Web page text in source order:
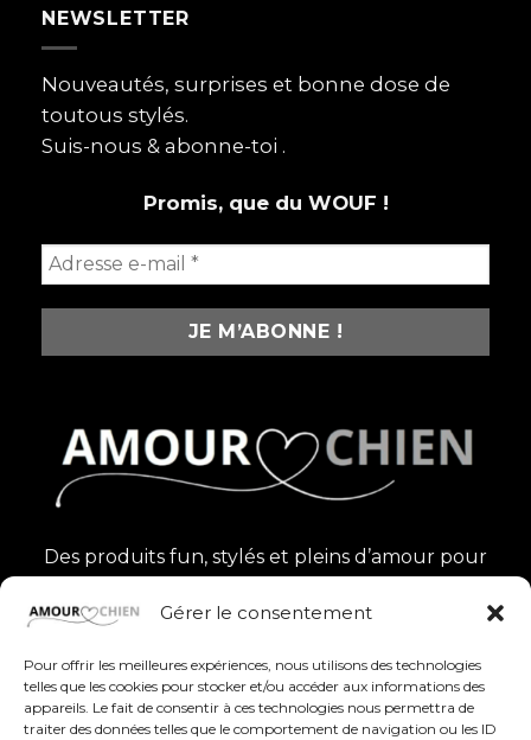
Gérer le consentement
Pour offrir les meilleures expériences, nous utilisons des technologies
telles que les cookies pour stocker et/ou accéder aux informations des
appareils. Le fait de consentir à ces technologies nous permettra de
traiter des données telles que le comportement de navigation ou les ID
que
humains
NEWSLETTER
Nouveautés, surprises et bonne dose de
toutous stylés.
Suis-nous & abonne-toi .
Promis, que du WOUF !
Des produits fun, stylés et pleins d’amour pour
quotidien